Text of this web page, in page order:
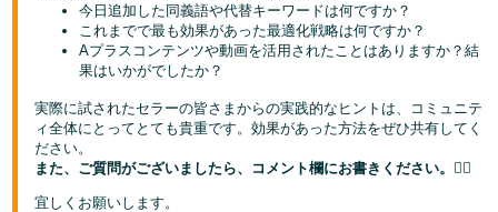
今日追加した同義語や代替キーワードは何ですか？
これまでで最も効果があった最適化戦略は何ですか？
Aプラスコンテンツや動画を活用されたことはありますか？結
果はいかがでしたか？
実際に試されたセラーの皆さまからの実践的なヒントは、コミュニテ
ィ全体にとってとても貴重です。効果があった方法をぜひ共有してく
ださい。
また、ご質問がございましたら、コメント欄にお書きください。👇🏻
宜しくお願いします。